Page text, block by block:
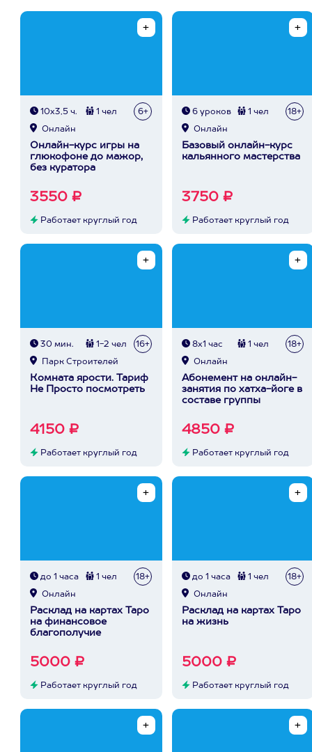
10х3,5 ч. 1 чел 6+
Онлайн
Онлайн-курс игры на
глюкофоне до мажор,
без куратора
3550 ₽
Работает круглый год
6 уроков 1 чел 18+
Онлайн
Базовый онлайн-курс
кальянного мастерства
3750 ₽
Работает круглый год
30 мин. 1-2 чел 16+
Парк Строителей
Комната ярости. Тариф
Не Просто посмотреть
4150 ₽
Работает круглый год
8х1 час 1 чел 18+
Онлайн
Абонемент на онлайн-
занятия по хатха-йоге в
составе группы
4850 ₽
Работает круглый год
до 1 часа 1 чел 18+
Онлайн
Расклад на картах Таро
на финансовое
благополучие
5000 ₽
Работает круглый год
до 1 часа 1 чел 18+
Онлайн
Расклад на картах Таро
на жизнь
5000 ₽
Работает круглый год